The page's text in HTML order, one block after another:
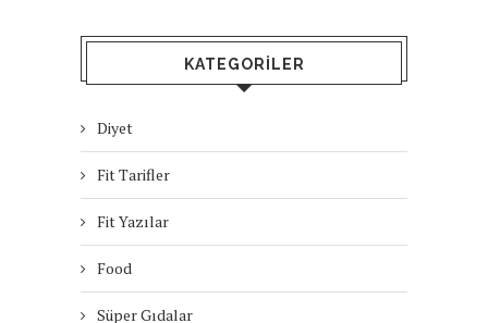
KATEGORILER
Diyet
Fit Tarifler
Fit Yazılar
Food
Süper Gıdalar